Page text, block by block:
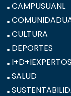
CAMPUSUANL
CULTURA
DEPORTES
I+D+IEXPERTOS
SALUD